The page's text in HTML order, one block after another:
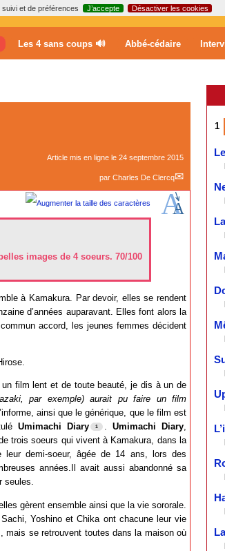
et de préférences J’accepte Désactiver les cookies
Les 4 sans coups 🔊 Abbé-cédaire
Article mis en ligne le 24 septembre 2015
par Charles De Clercq
images de 4 soeurs. 70/100
à Kamakura. Par devoir, elles se rendent
d’années auparavant. Elles font alors la
accord, les jeunes femmes décident
film lent et de toute beauté, je dis à un de
par exemple) aurait pu faire un film
ainsi que le générique, que le film est
Umimachi Diary . Umimachi Diary,
trois soeurs qui vivent à Kamakura, dans la
demi-soeur, âgée de 14 ans, lors des
années.Il avait aussi abandonné sa
seules.
gèrent ensemble ainsi que la vie sororale.
Yoshino et Chika ont chacune leur vie
mais se retrouvent toutes dans la maison où
1